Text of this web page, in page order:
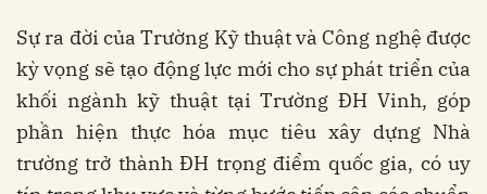
Sự ra đời của Trường Kỹ thuật và Công nghệ được
kỳ vọng sẽ tạo động lực mới cho sự phát triển của
khối ngành kỹ thuật tại Trường ĐH Vinh, góp
phần hiện thực hóa mục tiêu xây dựng Nhà
trường trở thành ĐH trọng điểm quốc gia, có uy